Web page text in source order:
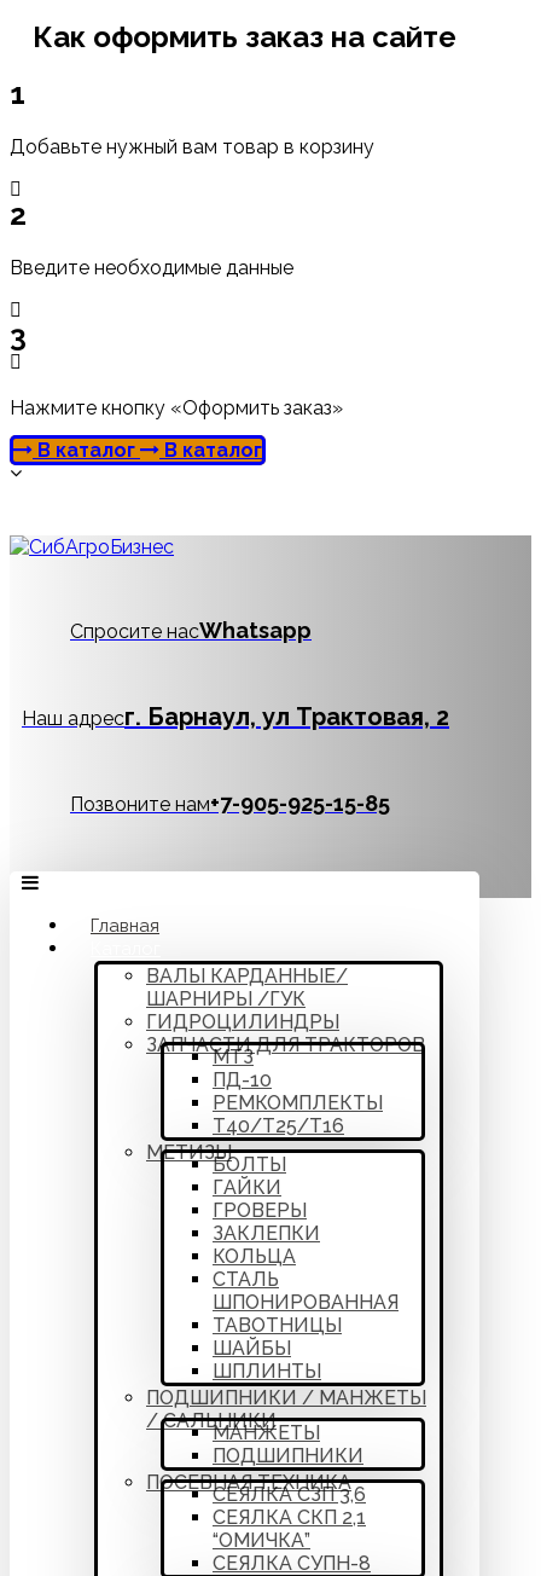
Как оформить заказ на сайте
1
Добавьте нужный вам товар в корзину
2
Введите необходимые данные
3
Нажмите кнопку «Оформить заказ»
В каталог
В каталог
Спросите насWhatsapp
Наш адресг. Барнаул, ул Трактовая, 2
Позвоните нам‪+7-905-925-15-85
Главная
ВАЛЫ КАРДАННЫЕ/
ШАРНИРЫ /ГУК
ГИДРОЦИЛИНДРЫ
ЗАПЧАСТИ ДЛЯ ТРАКТОРОВ
МТЗ
ПД-10
РЕМКОМПЛЕКТЫ
Т40/Т25/Т16
МЕТИЗЫ
БОЛТЫ
ГАЙКИ
ГРОВЕРЫ
ЗАКЛЕПКИ
КОЛЬЦА
СТАЛЬ
ШПОНИРОВАННАЯ
ТАВОТНИЦЫ
ШАЙБЫ
ШПЛИНТЫ
ПОДШИПНИКИ / МАНЖЕТЫ
/ САЛЬНИКИ
МАНЖЕТЫ
ПОДШИПНИКИ
ПОСЕВНАЯ ТЕХНИКА
СЕЯЛКА СЗП 3,6
СЕЯЛКА СКП 2,1
“ОМИЧКА”
СЕЯЛКА СУПН-8